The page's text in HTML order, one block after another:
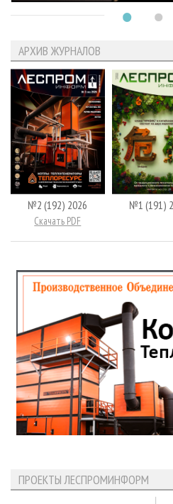
АРХИВ ЖУРНАЛОВ
№2 (192) 2026
Скачать PDF
№1 (191)
ПРОЕКТЫ ЛЕСПРОМИНФОРМ